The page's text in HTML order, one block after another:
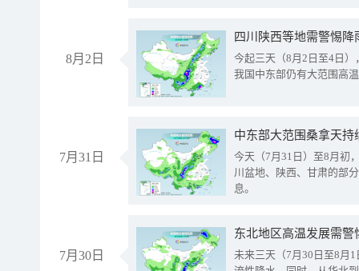
8月2日
今起三天（8月2日至4日
我国中东部仍有大范围高
7月31日
中东部大范围桑拿天
今天（7月31日）至8月初
川盆地、陕西、甘肃的部
息。
7月30日
东北地区高温发展需
未来三天（7月30日至8月